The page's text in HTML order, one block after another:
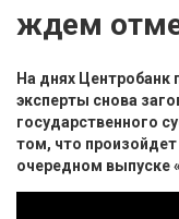
ждем
На днях Центробанк
эксперты снова
государственного
том, что
очередном выпуске